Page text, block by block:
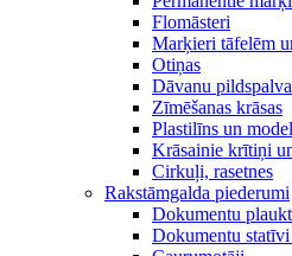
Flomāsteri
Marķieri tāfelēm
Otiņas
Dāvanu
Zīmēšanas krāsas
Plastilīns un
Krāsainie krītiņi
Cirkuļi, rasetnes
Rakstāmgalda piederumi
Dokumentu
Dokumentu